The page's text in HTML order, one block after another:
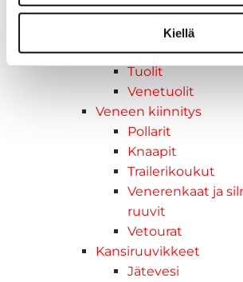
Kiellä
Venetuolit ja -
Liukukoneistot
Tuolinjalat
Tuolit
Venetuolit
Veneen kiinnitys
Pollarit
Knaapit
Trailerikoukut
Venerenkaat ja
ruuvit
Vetourat
Kansiruuvikkeet
Jätevesi